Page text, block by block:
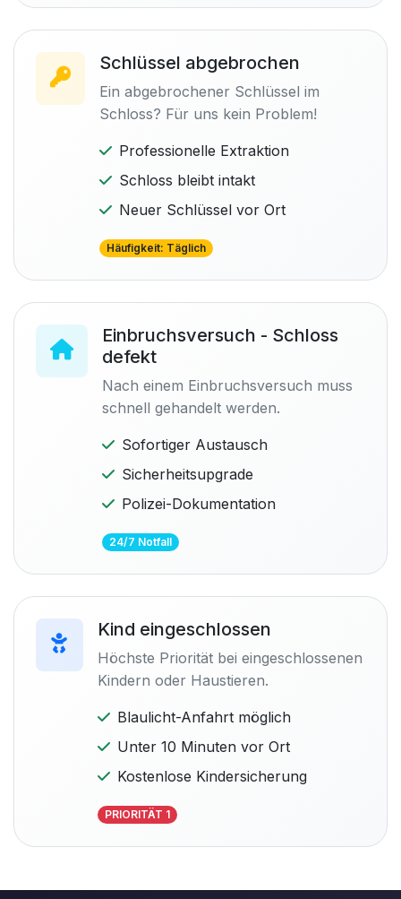
Schlüssel abgebrochen
Ein abgebrochener Schlüssel im
Schloss? Für uns kein Problem!
Professionelle Extraktion
Schloss bleibt intakt
Neuer Schlüssel vor Ort
Häufigkeit: Täglich
Einbruchsversuch - Schloss
defekt
Nach einem Einbruchsversuch muss
schnell gehandelt werden.
Sofortiger Austausch
Sicherheitsupgrade
Polizei-Dokumentation
24/7 Notfall
Kind eingeschlossen
Höchste Priorität bei eingeschlossenen
Kindern oder Haustieren.
Blaulicht-Anfahrt möglich
Unter 10 Minuten vor Ort
Kostenlose Kindersicherung
PRIORITÄT 1